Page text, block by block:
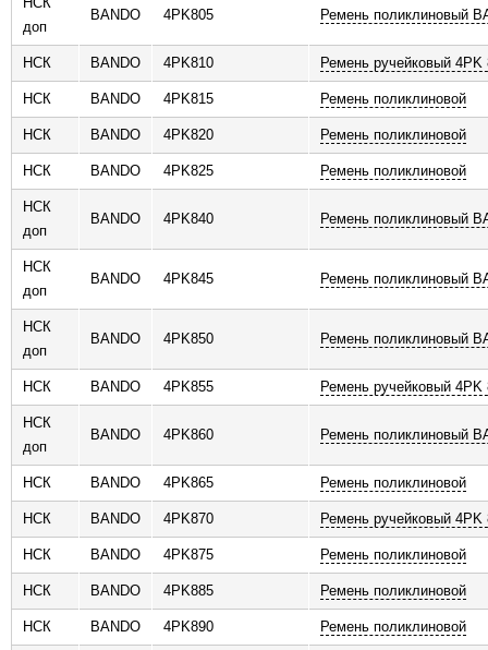
доп
BANDO 4PK805 Ремень поликлиновый
НСК BANDO 4PK810 Ремень ручейковый 4PK
НСК BANDO 4PK815 Ремень поликлиновой
НСК BANDO 4PK820 Ремень поликлиновой
НСК BANDO 4PK825 Ремень поликлиновой
НСК
доп
BANDO 4PK840 Ремень поликлиновый
НСК
доп
BANDO 4PK845 Ремень поликлиновый
НСК
доп
BANDO 4PK850 Ремень поликлиновый
НСК BANDO 4PK855 Ремень ручейковый 4PK
НСК
доп
BANDO 4PK860 Ремень поликлиновый
НСК BANDO 4PK865 Ремень поликлиновой
НСК BANDO 4PK870 Ремень ручейковый 4PK
НСК BANDO 4PK875 Ремень поликлиновой
НСК BANDO 4PK885 Ремень поликлиновой
НСК BANDO 4PK890 Ремень поликлиновой